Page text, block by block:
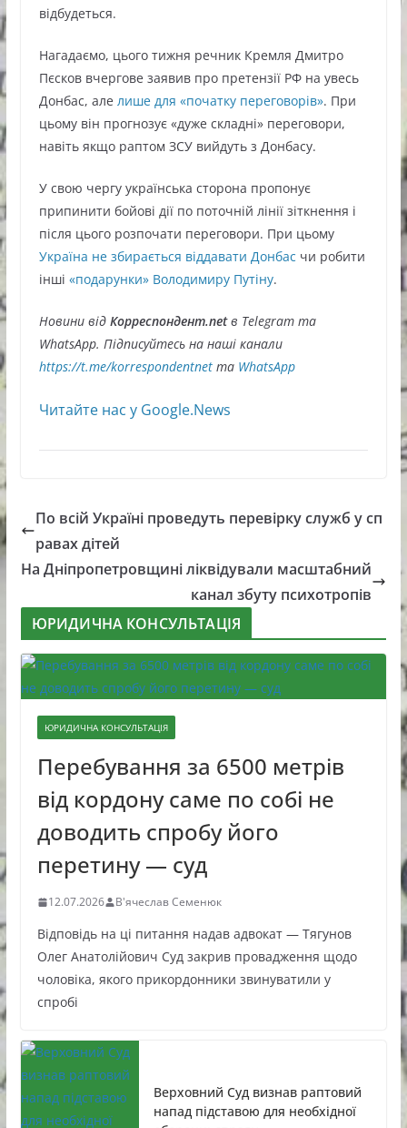
відбудеться.
Нагадаємо, цього тижня речник Кремля Дмитро
Пєсков вчергове заявив про претензії РФ на увесь
Донбас, але лише для «початку переговорів». При
цьому він прогнозує «дуже складні» переговори,
навіть якщо раптом ЗСУ вийдуть з Донбасу.
У свою чергу українська сторона пропонує
припинити бойові дії по поточній лінії зіткнення і
після цього розпочати переговори. При цьому
Україна не збирається віддавати Донбас чи робити
інші «подарунки» Володимиру Путіну.
Новини відКорреспондент.netв Telegram та
WhatsApp. Підписуйтесь на наші канали
https://t.me/korrespondentnetта WhatsApp
Читайте нас у Google.News
По всій Україні проведуть перевірку служб у сп
равах дітей
На Дніпропетровщині ліквідували масштабний
канал збуту психотропів
ЮРИДИЧНА КОНСУЛЬТАЦІЯ
ЮРИДИЧНА КОНСУЛЬТАЦІЯ
Перебування за 6500 метрів
від кордону саме по собі не
доводить спробу його
перетину — суд
12.07.2026 В'ячеслав Семенюк
Відповідь на ці питання надав адвокат — Тягунов
Олег Анатолійович Суд закрив провадження щодо
чоловіка, якого прикордонники звинуватили у
спробі
Верховний Суд визнав раптовий
напад підставою для необхідної